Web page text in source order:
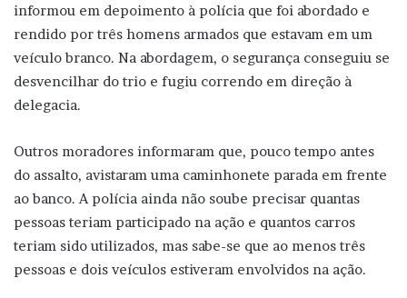
informou em depoimento à polícia que foi abordado e
rendido por três homens armados que estavam em um
veículo branco. Na abordagem, o segurança conseguiu se
desvencilhar do trio e fugiu correndo em direção à
delegacia.
Outros moradores informaram que, pouco tempo antes
do assalto, avistaram uma caminhonete parada em frente
ao banco. A polícia ainda não soube precisar quantas
pessoas teriam participado na ação e quantos carros
teriam sido utilizados, mas sabe-se que ao menos três
pessoas e dois veículos estiveram envolvidos na ação.